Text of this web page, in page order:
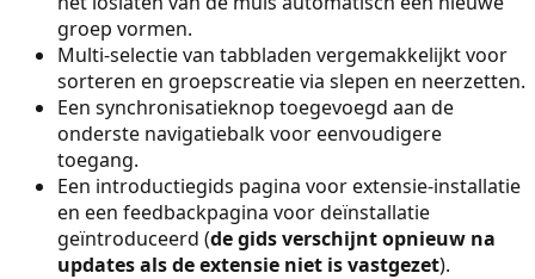
groep vormen.
Multi-selectie van tabbladen vergemakkelijkt voor
sorteren en groepscreatie via slepen en neerzetten.
Een synchronisatieknop toegevoegd aan de
onderste navigatiebalk voor eenvoudigere
toegang.
Een introductiegids pagina voor extensie-installatie
en een feedbackpagina voor deïnstallatie
geïntroduceerd (de gids verschijnt opnieuw na
updates als de extensie niet is vastgezet).